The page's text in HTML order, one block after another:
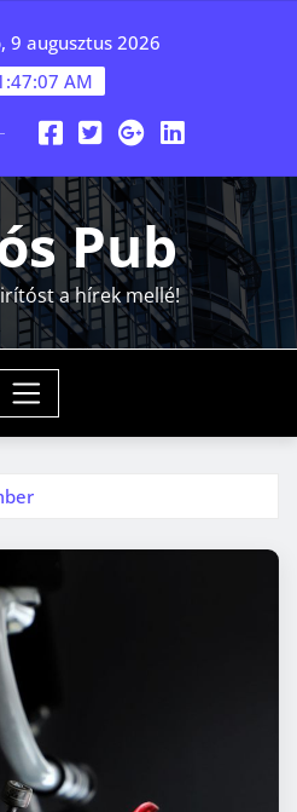
9 augusztus 2026
AM
Pub
a hírek mellé!